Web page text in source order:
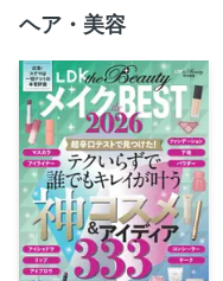
ヤングスタイリストヘ
（uka）
Pick-up CREATORS
KIRA（BAMBI）／金
早希（Chou Chou）
奥付／次号予告
“ビューティーベイス”
タイリスト6名による
PREPPY HAIR STYLE
ヘア・美容